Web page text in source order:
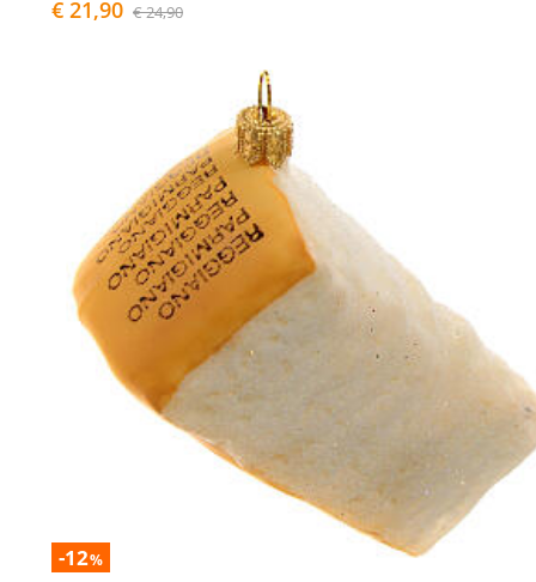
€ 21,90 € 24,90
-12%